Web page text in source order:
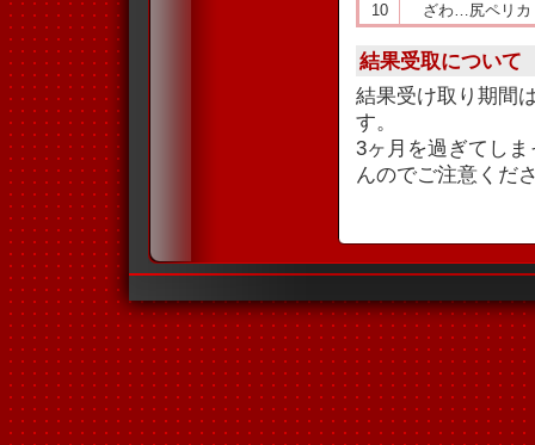
10
ざわ…尻ペリカ
結果受取について
結果受け取り期間
す。
3ヶ月を過ぎてし
んのでご注意くだ